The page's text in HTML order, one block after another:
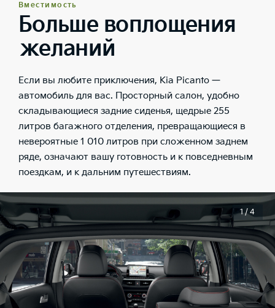
Вместимость
Больше воплощения
желаний
Если вы любите приключения, Kia Picanto —
автомобиль для вас. Просторный салон, удобно
складывающиеся задние сиденья, щедрые 255
литров багажного отделения, превращающиеся в
невероятные 1 010 литров при сложенном заднем
ряде, означают вашу готовность и к повседневным
поездкам, и к дальним путешествиям.
1 / 4